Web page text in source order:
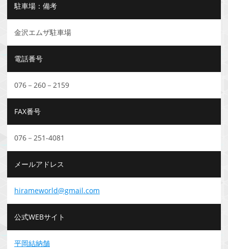
駐車場：備考
金沢エムザ駐車場
電話番号
076－260－2159
FAX番号
076－251-4081
メールアドレス
hirameworld@gmail.com
公式WEBサイト
平岡結納舗